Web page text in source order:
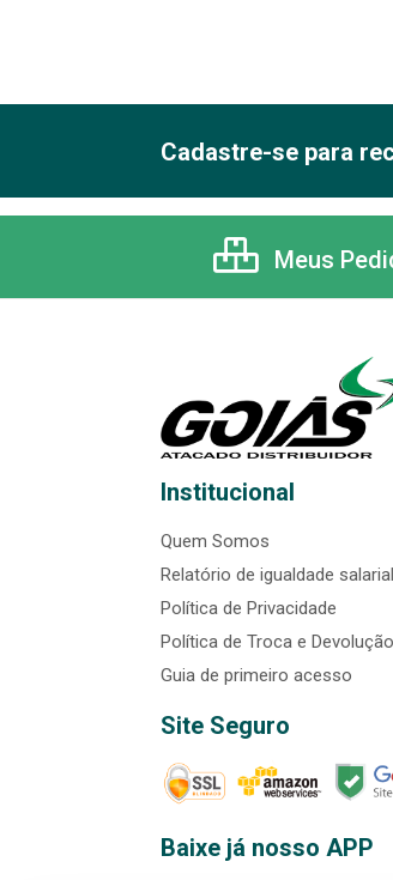
Cadastre-se para
Meus
Institucional
Quem Somos
Relatório de igualdade salarial
Política de Privacidade
Política de Troca e Devolução
Guia de primeiro acesso
Site Seguro
Baixe já nosso APP